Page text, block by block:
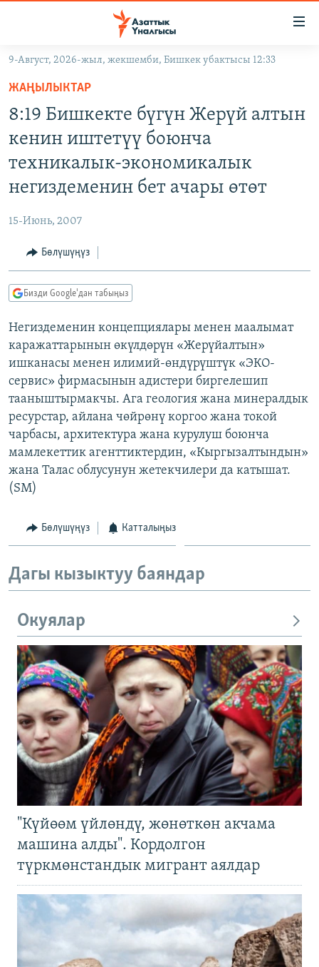
Навигацияга
өтүңүз
салыңыз
ЭКСПЕРТТЕР ТАЛДАЙТ
БИЗ ЖАНА ДҮЙНӨ
ЭЖЕ-СИҢДИЛЕР
АЗАТТЫК+
ЫҢГАЙСЫЗ СУРООЛОР
ПОДКАСТ
ӨЗГӨЧӨ ПИКИР
Русский
ОНЛАЙН ШЕРИНЕ
ЭЕ/АРнун бардык сайттары
9-Август, 2026-жыл, жекшемби, Бишкек убактысы 12:33
ЖАҢЫЛЫКТАР
8:19 Бишкекте бүгүн Жерүй алтын
кенин иштетүү боюнча
техникалык-экономикалык
негиздеменин бет ачары өтөт
15-Июнь, 2007
Бөлүшүңүз
Бизди Google'дан табыңыз
Негиздеменин концепциялары менен маалымат
каражаттарынын өкүлдөрүн «Жерүйалтын»
ишканасы менен илимий-өндүрүштүк «ЭКО-
сервис» фирмасынын адистери биргелешип
тааныштырмакчы. Ага геология жана минералдык
ресурстар, айлана чөйрөнү коргоо жана токой
чарбасы, архитектура жана курулуш боюнча
мамлекеттик агенттиктердин, «Кыргызалтындын»
жана Талас облусунун жетекчилери да катышат.
(SM)
Бөлүшүңүз Катталыңыз
Дагы кызыктуу баяндар
Окуялар
"Күйөөм үйлөндү, жөнөткөн акчама
машина алды". Кордолгон
түркмөнстандык мигрант аялдар